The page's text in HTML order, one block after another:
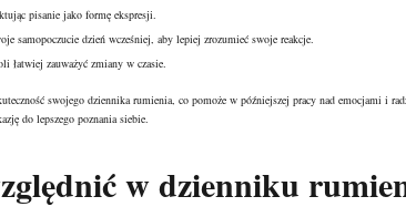
pisanie jako formę ekspresji.
samopoczucie dzień wcześniej, aby lepiej zrozumieć swoje reakcje.
łatwiej zauważyć zmiany w czasie.
swojego dziennika rumienia, co pomoże w późniejszej pracy nad emocjami i
do lepszego poznania siebie.
w dzienniku